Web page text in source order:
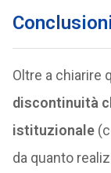
Conclusioni
Oltre a chiarire
discontinuità
istituzionale
da quanto